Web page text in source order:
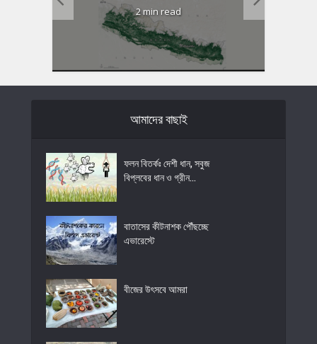
2 min read
আমাদের বাছাই
ফলন বিতর্কঃ দেশী ধান, সবুজ
বিপ্লবের ধান ও গ্রীন...
বাতাসের কীটনাশক পৌঁছচ্ছে
এভারেস্টে
বীজের উৎসবে আমরা